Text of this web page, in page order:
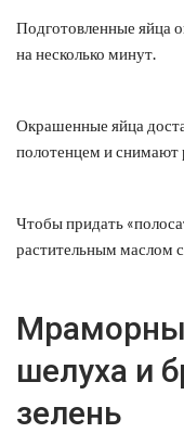
Подготовленные яйца
на несколько минут.
Окрашенные яйца
полотенцем и снимают
Чтобы придать
растительным маслом
шелуха и
зелень